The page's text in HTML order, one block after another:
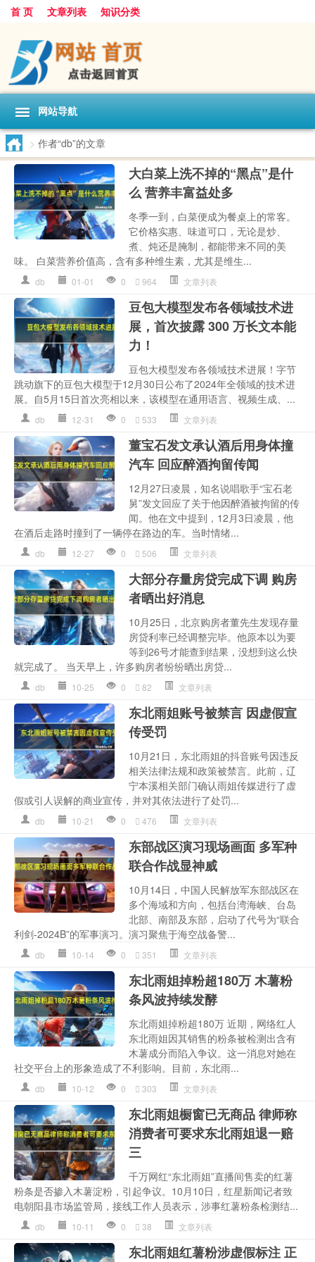
首 页 文章列表 知识分类
网站导航
> 作者“db”的文章
大白菜上洗不掉的“黑点”是什
么 营养丰富益处多
冬季一到，白菜便成为餐桌上的常客。
它价格实惠、味道可口，无论是炒、
煮、炖还是腌制，都能带来不同的美
味。 白菜营养价值高，含有多种维生素，尤其是维生...
db 01-01 0 964 文章列表
豆包大模型发布各领域技术进
展，首次披露 300 万长文本能
力！
豆包大模型发布各领域技术进展！字节
跳动旗下的豆包大模型于12月30日公布了2024年全领域的技术进
展。自5月15日首次亮相以来，该模型在通用语言、视频生成、...
db 12-31 0 533 文章列表
董宝石发文承认酒后用身体撞
汽车 回应醉酒拘留传闻
12月27日凌晨，知名说唱歌手“宝石老
舅”发文回应了关于他因醉酒被拘留的传
闻。他在文中提到，12月3日凌晨，他
在酒后走路时撞到了一辆停在路边的车。当时情绪...
db 12-27 0 506 文章列表
大部分存量房贷完成下调 购房
者晒出好消息
10月25日，北京购房者董先生发现存量
房贷利率已经调整完毕。他原本以为要
等到26号才能查到结果，没想到这么快
就完成了。 当天早上，许多购房者纷纷晒出房贷...
db 10-25 0 82 文章列表
东北雨姐账号被禁言 因虚假宣
传受罚
10月21日，东北雨姐的抖音账号因违反
相关法律法规和政策被禁言。此前，辽
宁本溪相关部门确认雨姐传媒进行了虚
假或引人误解的商业宣传，并对其依法进行了处罚...
db 10-21 0 476 文章列表
东部战区演习现场画面 多军种
联合作战显神威
10月14日，中国人民解放军东部战区在
多个海域和方向，包括台湾海峡、台岛
北部、南部及东部，启动了代号为“联合
利剑-2024B”的军事演习。演习聚焦于海空战备警...
db 10-14 0 351 文章列表
东北雨姐掉粉超180万 木薯粉
条风波持续发酵
东北雨姐掉粉超180万 近期，网络红人
东北雨姐因其销售的粉条被检测出含有
木薯成分而陷入争议。这一消息对她在
社交平台上的形象造成了不利影响。目前，东北雨...
db 10-12 0 303 文章列表
东北雨姐橱窗已无商品 律师称
消费者可要求东北雨姐退一赔
三
千万网红“东北雨姐”直播间售卖的红薯
粉条是否掺入木薯淀粉，引起争议。10月10日，红星新闻记者致
电朝阳县市场监管局，接线工作人员表示，涉事红薯粉条检测结...
db 10-11 0 38 文章列表
东北雨姐红薯粉涉虚假标注 正